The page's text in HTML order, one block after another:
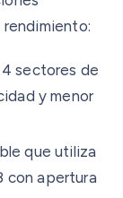
rendimiento:
sectores de
y menor
que utiliza
con apertura